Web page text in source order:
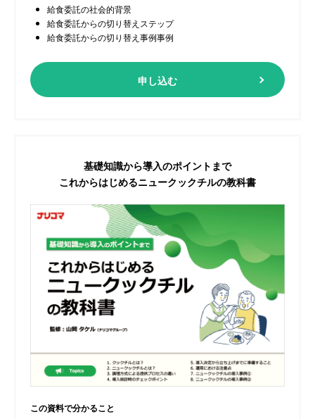
給食委託の社会的背景
給食委託からの切り替えステップ
給食委託からの切り替え事例事例
申し込む
基礎知識から導入のポイントまで
これからはじめるニュークックチルの教科書
この資料で分かること